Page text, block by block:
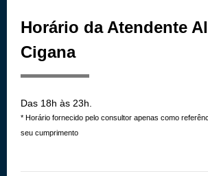
Horário da Atendente
Cigana
Das 18h às 23h.
* Horário fornecido pelo consultor apenas como
seu cumprimento